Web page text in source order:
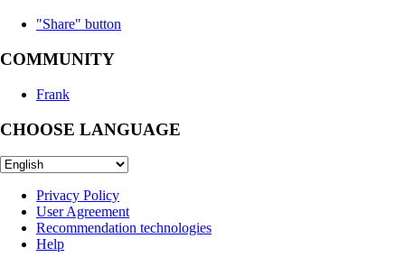
"Share" button
COMMUNITY
Frank
CHOOSE LANGUAGE
Privacy Policy
User Agreement
Recommendation technologies
Help